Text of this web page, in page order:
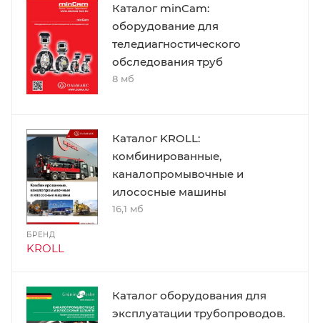
Каталог minCam:
оборудование для
теледиагностического
обследования труб
8 мб
Каталог KROLL:
комбинированные,
каналопромывочные и
илососные машины
16,1 мб
БРЕНД
KROLL
Каталог оборудования для
эксплуатации трубопроводов.